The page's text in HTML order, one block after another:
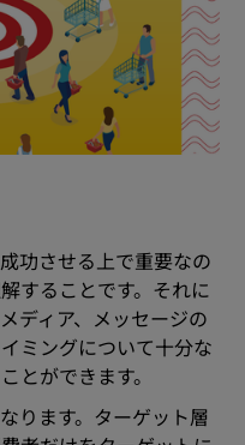
功させる上で重要なの
することです。それに
ディア、メッセージの
ミングについて十分な
とができます。
ります。ターゲット層